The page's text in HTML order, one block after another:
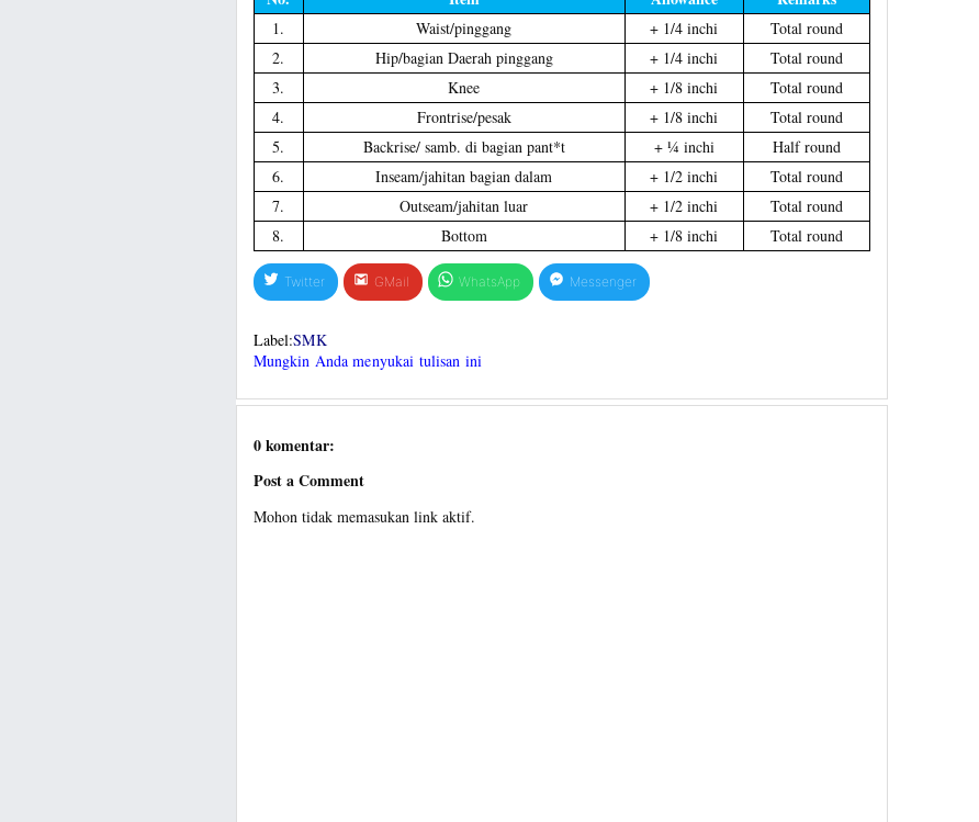
1. Waist/pinggang + 1/4 inchi
Total round
2.
Hip/bagian Daerah pinggang + 1/4 inchi
Total round
3.
Knee + 1/8 inchi
Total round
4.
Frontrise/pesak + 1/8 inchi
Total round
5.
Backrise/ samb. di bagian pant*t + ¼ inchi
Half round
6.
Inseam/jahitan bagian dalam + 1/2 inchi
Total round
7.
Outseam/jahitan luar + 1/2 inchi
Total round
8.
Bottom + 1/8 inchi Total round
Twitter GMail WhatsApp Messenger
Label:SMK
Mungkin Anda menyukai tulisan ini
0 komentar:
Post a Comment
Mohon tidak memasukan link aktif.